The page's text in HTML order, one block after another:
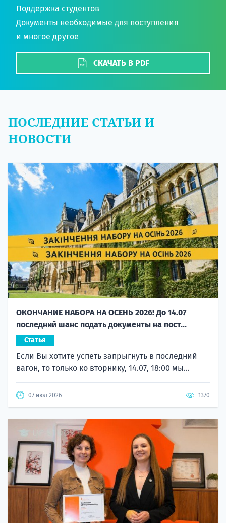
Поддержка студентов
Документы необходимые для поступления
и многое другое
СКАЧАТЬ В PDF
ПОСЛЕДНИЕ СТАТЬИ И
НОВОСТИ
ОКОНЧАНИЕ НАБОРА НА ОСЕНЬ 2026! До 14.07
последний шанс подать документы на пост...
Статья
Если Вы хотите успеть запрыгнуть в последний
вагон, то только ко вторнику, 14.07, 18:00 мы...
07 июл 2026 1370